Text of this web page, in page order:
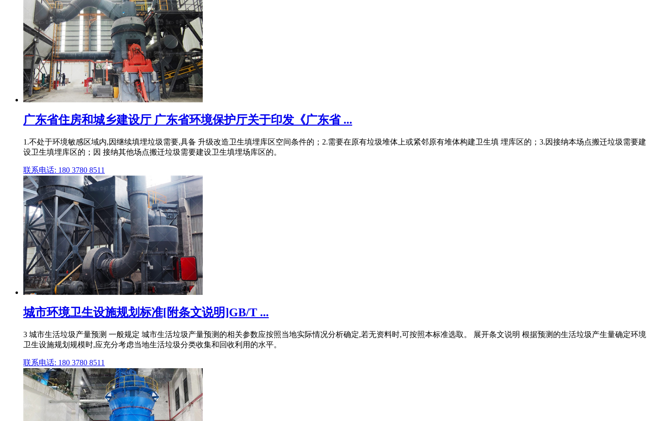
广东省住房和城乡建设厅 广东省环境保护厅关于印发《广东省 ...
1.不处于环境敏感区域内,因继续填埋垃圾需要,具备 升级改造卫生填埋库区空间条件的；2.需要在原有垃圾堆体上或紧邻原有堆体构建卫生填 埋库区的；3.因接纳本场点搬迁垃圾需要建
设卫生填埋库区的；因 接纳其他场点搬迁垃圾需要建设卫生填埋场库区的。
联系电话: 180 3780 8511
城市环境卫生设施规划标准[附条文说明]GB/T ...
3 城市生活垃圾产量预测 一般规定 城市生活垃圾产量预测的相关参数应按照当地实际情况分析确定,若无资料时,可按照本标准选取。 展开条文说明 根据预测的生活垃圾产生量确定环境
卫生设施规划规模时,应充分考虑当地生活垃圾分类收集和回收利用的水平。
联系电话: 180 3780 8511